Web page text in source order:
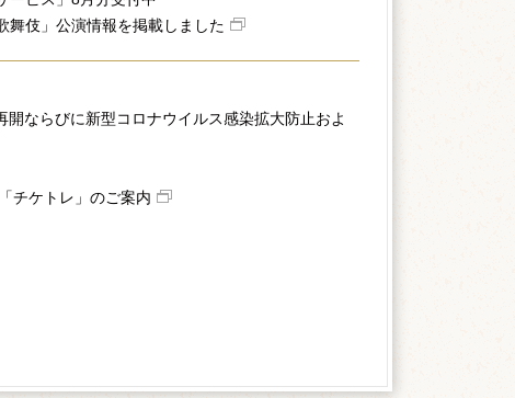
舞伎」公演情報を掲載しました
開ならびに新型コロナウイルス感染拡大防止およ
チケトレ」のご案内